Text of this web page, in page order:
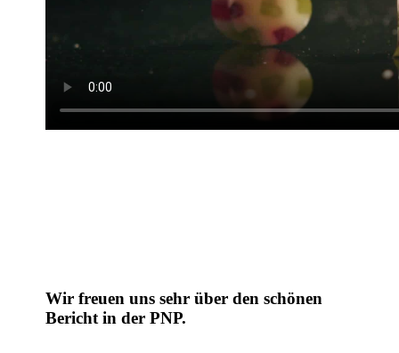
Wir freuen uns sehr über den schönen
Bericht in der PNP.